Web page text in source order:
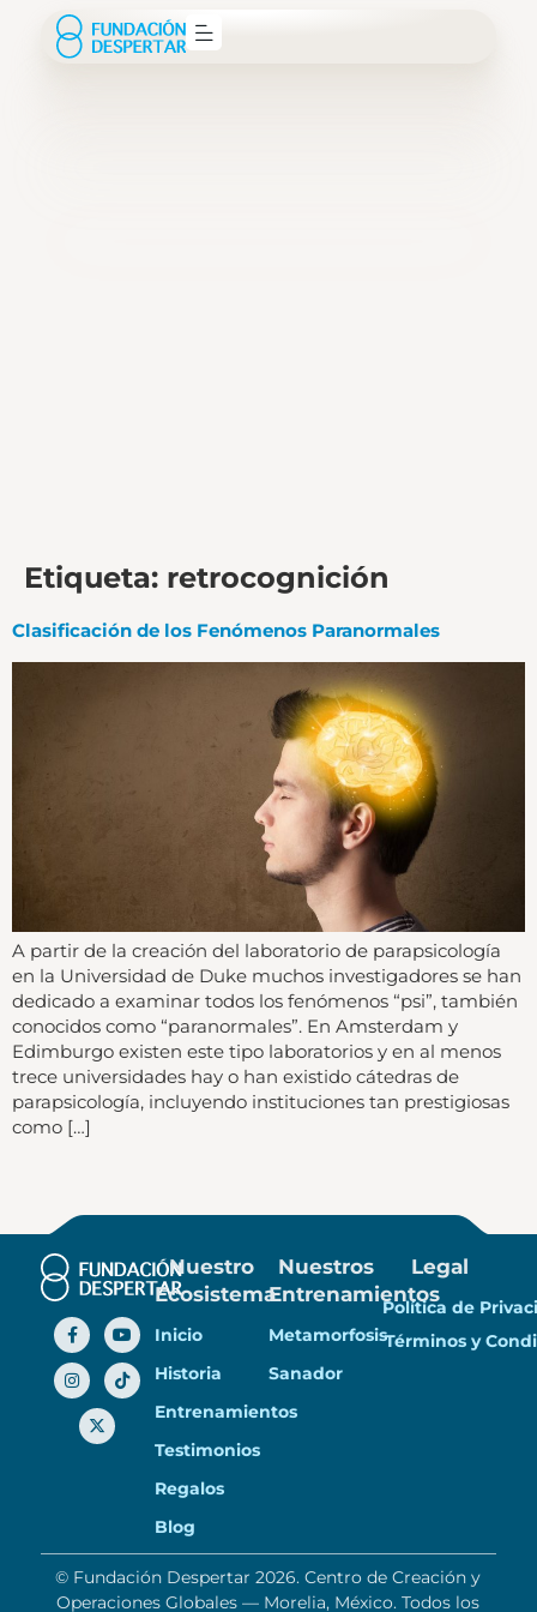
Etiqueta: retrocognición
Clasificación de los Fenómenos Paranormales
A partir de la creación del laboratorio de parapsicología
en la Universidad de Duke muchos investigadores se han
dedicado a examinar todos los fenómenos “psi”, también
conocidos como “paranormales”. En Amsterdam y
Edimburgo existen este tipo laboratorios y en al menos
trece universidades hay o han existido cátedras de
parapsicología, incluyendo instituciones tan prestigiosas
como […]
Nuestro
Ecosistema
Inicio
Historia
Entrenamientos
Testimonios
Regalos
Blog
Nuestros
Entrenamientos
Metamorfosis
Sanador
Legal
Política de
Términos y
© Fundación Despertar 2026. Centro de Creación y
Operaciones Globales — Morelia, México. Todos los